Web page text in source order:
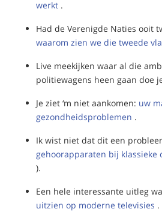
werkt .
Had de Verenigde Naties ooit
waarom zien we die tweede
Live meekijken waar al die
politiewagens heen gaan doe
Je ziet ‘m niet aankomen: uw
gezondheidsproblemen .
Ik wist niet dat dit een
gehoorapparaten bij klassieke
).
Een hele interessante uitleg
uitzien op moderne televisies .